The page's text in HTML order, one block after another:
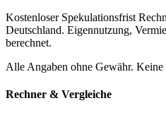
Kostenloser Spekulationsfrist
Deutschland. Eigennutzung,
berechnet.
Alle Angaben ohne Gewähr. Keine
Rechner & Vergleiche